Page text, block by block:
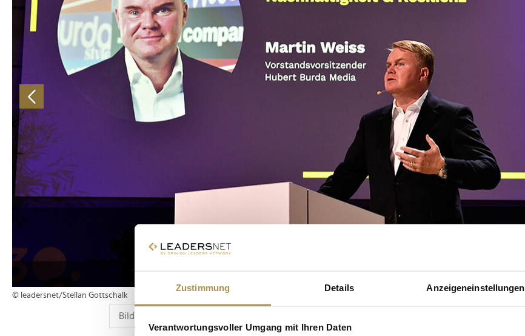
Zustimmung Details Anzeigeneinstellungen
Verantwortungsvoller Umgang mit Ihren Daten
© leadersnet/Stellan Gottschalk